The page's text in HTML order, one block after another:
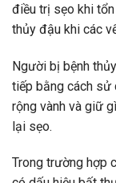
điều trị sẹo khi
thủy đậu khi các
Người bị bệnh
tiếp bằng cách sử
rộng vành và giữ
lại sẹo.
Trong trường hợp